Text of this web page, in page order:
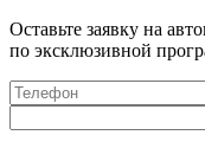
Оставьте заявку на
по эксклюзивной